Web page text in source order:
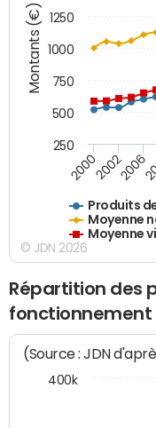
Montants (€)
Produits
Moyenne
Moyenne
200020022006
250
500
750
1000
1250
© JDN 2026
Répartition des
fonctionnement
(Source : JDN
400k